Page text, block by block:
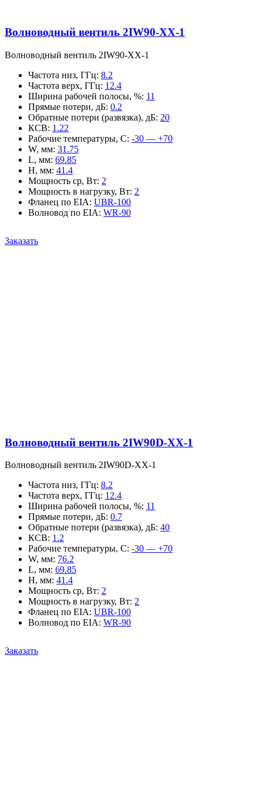
Волноводный вентиль 2IW90-XX-1
Волноводный вентиль 2IW90-XX-1
Частота низ, ГГц: 8.2
Частота верх, ГГц: 12.4
Ширина рабочей полосы, %: 11
Прямые потери, дБ: 0.2
Обратные потери (развязка), дБ: 20
КСВ: 1.22
Рабочие температуры, С: -30 — +70
W, мм: 31.75
L, мм: 69.85
H, мм: 41.4
Мощность ср, Вт: 2
Мощность в нагрузку, Вт: 2
Фланец по EIA: UBR-100
Волновод по EIA: WR-90
Заказать
Волноводный вентиль 2IW90D-XX-1
Волноводный вентиль 2IW90D-XX-1
Частота низ, ГГц: 8.2
Частота верх, ГГц: 12.4
Ширина рабочей полосы, %: 11
Прямые потери, дБ: 0.7
Обратные потери (развязка), дБ: 40
КСВ: 1.2
Рабочие температуры, С: -30 — +70
W, мм: 76.2
L, мм: 69.85
H, мм: 41.4
Мощность ср, Вт: 2
Мощность в нагрузку, Вт: 2
Фланец по EIA: UBR-100
Волновод по EIA: WR-90
Заказать